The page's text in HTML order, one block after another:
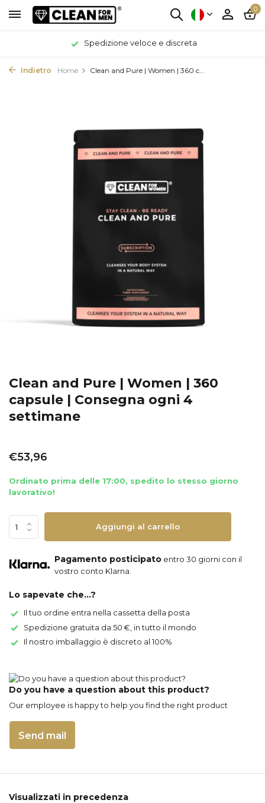
0
Spedizione veloce e discreta
Indietro Home Clean and Pure | Women | 360 c...
Clean and Pure | Women | 360
capsule | Consegna ogni 4
settimane
€53,96
Ordinato prima delle 17:00, spedito lo stesso giorno
lavorativo!
Aggiungi al carrello
Pagamento posticipato entro 30 giorni con il
vostro conto Klarna.
Lo sapevate che...?
Il tuo ordine entra nella cassetta della posta
Spedizione gratuita da 50 €, in tutto il mondo
Il nostro imballaggio è discreto al 100%
Do you have a question about this product?
Our employee is happy to help you find the right product
Send mail
Visualizzati in precedenza